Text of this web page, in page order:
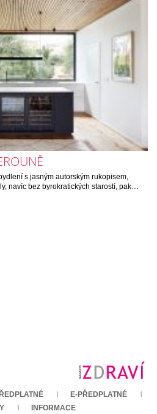
s jasným autorským rukopisem,
navíc bez byrokratických starostí, pak…
E-PŘEDPLATNÉ
INFORMACE